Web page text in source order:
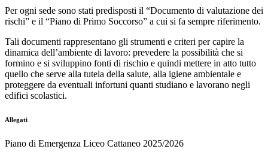
Per ogni sede sono stati predisposti il “Documento di valutazione dei
rischi” e il “Piano di Primo Soccorso” a cui si fa sempre riferimento.
Tali documenti rappresentano gli strumenti e criteri per capire la
dinamica dell’ambiente di lavoro: prevedere la possibilità che si
formino e si sviluppino fonti di rischio e quindi mettere in atto tutto
quello che serve alla tutela della salute, alla igiene ambientale e
proteggere da eventuali infortuni quanti studiano e lavorano negli
edifici scolastici.
Allegati
Piano di Emergenza Liceo Cattaneo 2025/2026